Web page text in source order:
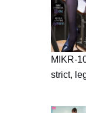
MIKR-
strict,